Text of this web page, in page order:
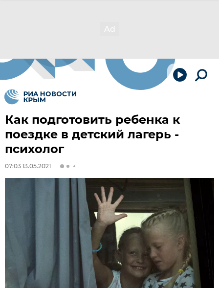
Как подготовить ребенка к
поездке в детский лагерь -
психолог
07:03 13.05.2021